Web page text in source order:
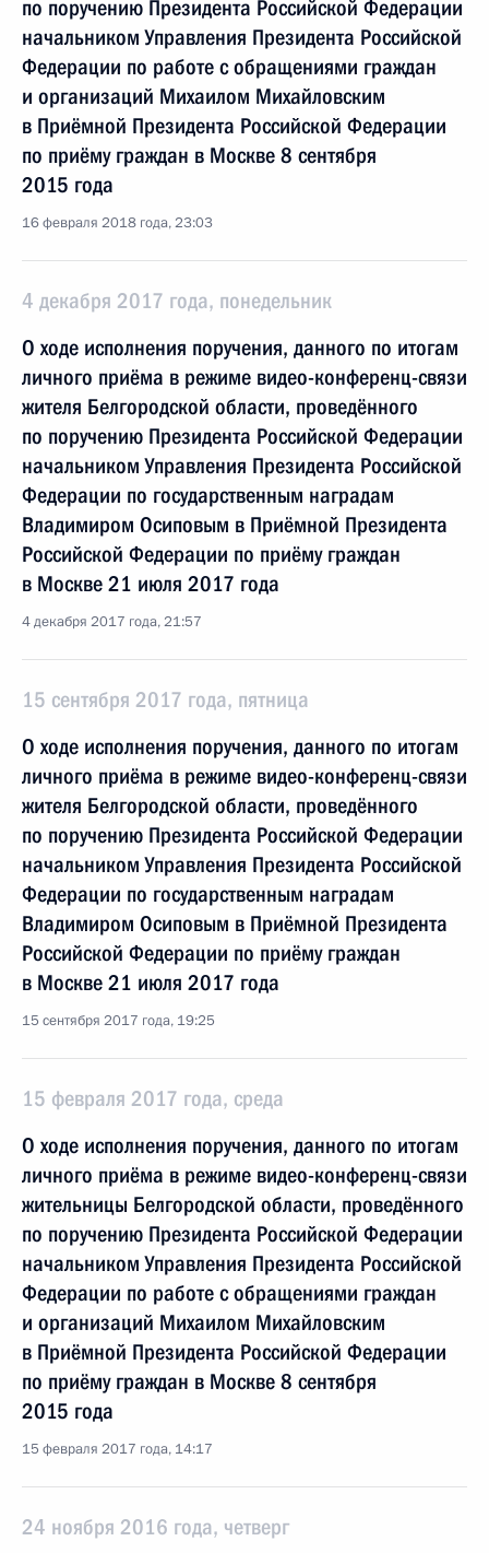
по поручению Президента Российской Федерации
начальником Управления Президента Российской
Федерации по работе с обращениями граждан
и организаций Михаилом Михайловским
в Приёмной Президента Российской Федерации
по приёму граждан в Москве 8 сентября
2015 года
16 февраля 2018 года, 23:03
4 декабря 2017 года, понедельник
О ходе исполнения поручения, данного по итогам
личного приёма в режиме видео-конференц-связи
жителя Белгородской области, проведённого
по поручению Президента Российской Федерации
начальником Управления Президента Российской
Федерации по государственным наградам
Владимиром Осиповым в Приёмной Президента
Российской Федерации по приёму граждан
в Москве 21 июля 2017 года
4 декабря 2017 года, 21:57
15 сентября 2017 года, пятница
О ходе исполнения поручения, данного по итогам
личного приёма в режиме видео-конференц-связи
жителя Белгородской области, проведённого
по поручению Президента Российской Федерации
начальником Управления Президента Российской
Федерации по государственным наградам
Владимиром Осиповым в Приёмной Президента
Российской Федерации по приёму граждан
в Москве 21 июля 2017 года
15 сентября 2017 года, 19:25
15 февраля 2017 года, среда
О ходе исполнения поручения, данного по итогам
личного приёма в режиме видео-конференц-связи
жительницы Белгородской области, проведённого
по поручению Президента Российской Федерации
начальником Управления Президента Российской
Федерации по работе с обращениями граждан
и организаций Михаилом Михайловским
в Приёмной Президента Российской Федерации
по приёму граждан в Москве 8 сентября
2015 года
15 февраля 2017 года, 14:17
24 ноября 2016 года, четверг